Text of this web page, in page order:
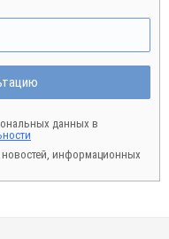
данных в
информационных